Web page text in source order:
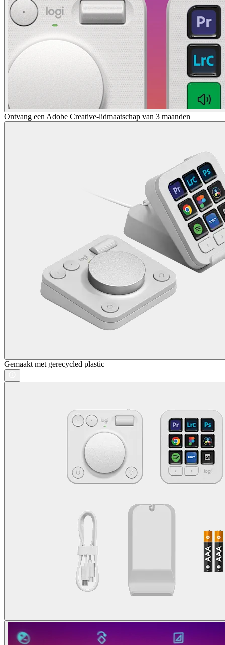
Ontvang een Adobe Creative-lidmaatschap van 3 maanden
Gemaakt met gerecycled plastic